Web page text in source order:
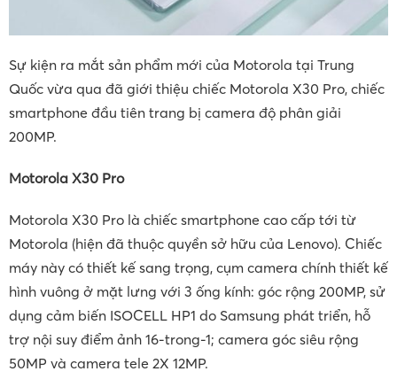
Sự kiện ra mắt sản phẩm mới của Motorola tại Trung
Quốc vừa qua đã giới thiệu chiếc Motorola X30 Pro, chiếc
smartphone đầu tiên trang bị camera độ phân giải
200MP.
Motorola X30 Pro
Motorola X30 Pro là chiếc smartphone cao cấp tới từ
Motorola (hiện đã thuộc quyền sở hữu của Lenovo). Chiếc
máy này có thiết kế sang trọng, cụm camera chính thiết kế
hình vuông ở mặt lưng với 3 ống kính: góc rộng 200MP, sử
dụng cảm biến ISOCELL HP1 do Samsung phát triển, hỗ
trợ nội suy điểm ảnh 16-trong-1; camera góc siêu rộng
50MP và camera tele 2X 12MP.